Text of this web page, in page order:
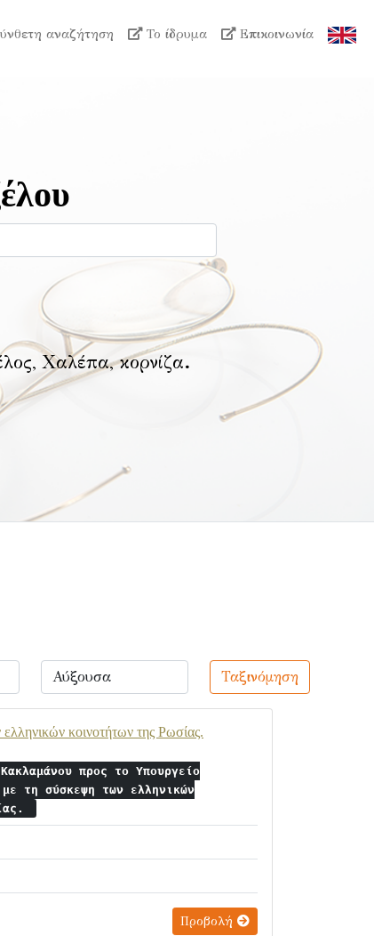
αναζήτηση Το ίδρυμα Επικοινωνία
Χαλέπα, κορνίζα.
Ταξινόμηση
κοινοτήτων της Ρωσίας.
προς το Υπουργείο
τη σύσκεψη των ελληνικών
Προβολή